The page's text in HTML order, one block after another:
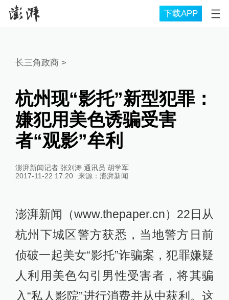
下载APP
长三角政商 >
杭州现“影托”新型犯罪：
嫌犯用美色诱骗受害
者“观影”牟利
澎湃新闻记者 张刘涛 通讯员 胡学军
2017-11-22 17:20
来源： 澎湃新闻
澎湃新闻（www.thepaper.cn）22日从
杭州下城区警方获悉，当地警方日前
侦破一起美女“影托”诈骗案，犯罪嫌疑
人利用美色勾引男性受害者，将其骗
入“私人影院”进行消费并从中获利。这